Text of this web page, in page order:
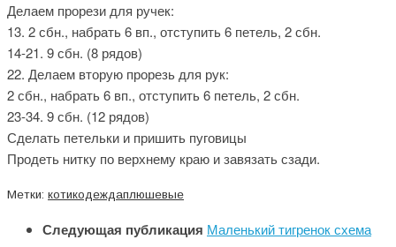
Делаем прорези для ручек:
13. 2 сбн., набрать 6 вп., отступить 6 петель, 2 сбн.
14-21. 9 сбн. (8 рядов)
22. Делаем вторую прорезь для рук:
2 сбн., набрать 6 вп., отступить 6 петель, 2 сбн.
23-34. 9 сбн. (12 рядов)
Сделать петельки и пришить пуговицы
Продеть нитку по верхнему краю и завязать сзади.
Метки: котикодеждаплюшевые
Следующая публикация Маленький тигренок схема